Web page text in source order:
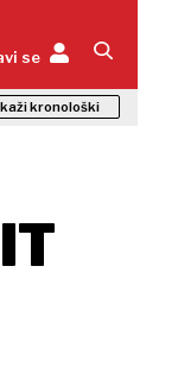
se
kronološki